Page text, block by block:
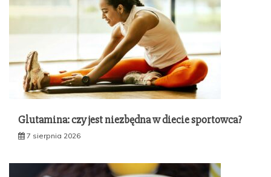
Glutamina: czy jest niezbędna w diecie sportowca?
7 sierpnia 2026